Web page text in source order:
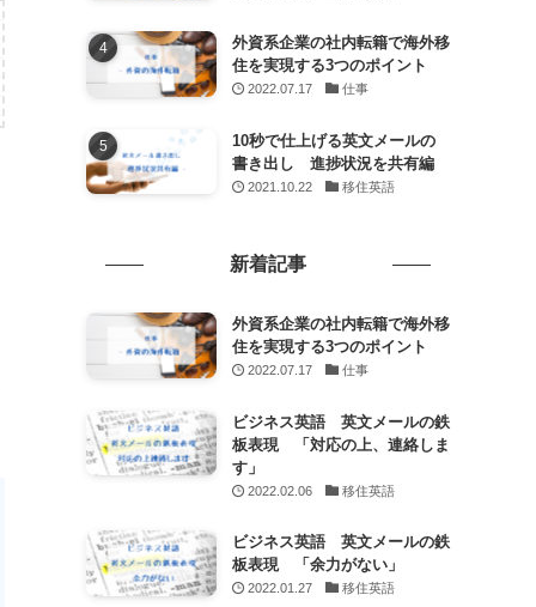
外資系企業の社内転籍で海外移
住を実現する3つのポイント
2022.07.17 仕事
10秒で仕上げる英文メールの
書き出し 進捗状況を共有編
2021.10.22 移住英語
新着記事
外資系企業の社内転籍で海外移
住を実現する3つのポイント
2022.07.17 仕事
ビジネス英語 英文メールの鉄
板表現 「対応の上、連絡しま
す」
2022.02.06 移住英語
ビジネス英語 英文メールの鉄
板表現 「余力がない」
2022.01.27 移住英語